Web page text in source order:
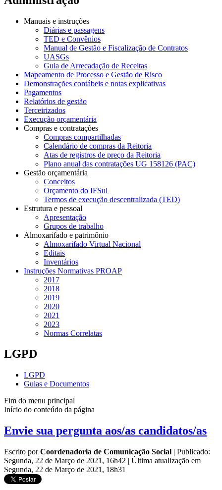
Manuais e instruções
Diárias e passagens
TED e Convênios
Manual de Gestão e Fiscalização de Contratos
UASGs
Guia de Arrecadação de Receitas
Mapeamento de Processo e Gestão de Risco
Demonstrações contábeis e notas explicativas
Pagamentos
Relatórios de gestão
Terceirizados
Execução orçamentária
Compras e contratações
Compras compartilhadas
Calendário de compras da Reitoria
Atas de registros de preço da Reitoria
Plano anual das contratações UG 158126 (PAC)
Gestão orçamentária
Conceitos
Orçamento do IFSul
Termos de execução descentralizada (TED)
Estrutura e pessoal
Apresentação
Grupos de trabalho
Almoxarifado e patrimônio
Almoxarifado Virtual Nacional
Editais
Inventários
Instruções Normativas PROAP
2017
2018
2019
2020
2021
2023
Normas Correlatas
LGPD
LGPD
Guias e Documentos
Fim do menu principal
Início do conteúdo da página
Envie sua pergunta aos/as candidatos/as
Escrito porCoordenadoria de Comunicação Social | Publicado:
Segunda, 22 de Março de 2021, 16h42 | Última atualização em
Segunda, 22 de Março de 2021, 18h31